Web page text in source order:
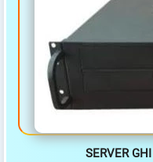
SERVER